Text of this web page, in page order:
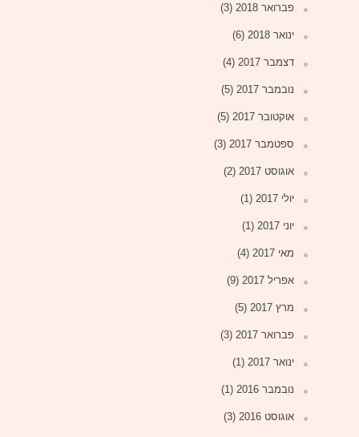
פברואר 2018 (3)
ינואר 2018 (6)
דצמבר 2017 (4)
נובמבר 2017 (5)
אוקטובר 2017 (5)
ספטמבר 2017 (3)
אוגוסט 2017 (2)
יולי 2017 (1)
יוני 2017 (1)
מאי 2017 (4)
אפריל 2017 (9)
מרץ 2017 (5)
פברואר 2017 (3)
ינואר 2017 (1)
נובמבר 2016 (1)
אוגוסט 2016 (3)